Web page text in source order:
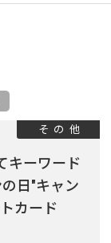
その他
キーワード
日"キャン
カード